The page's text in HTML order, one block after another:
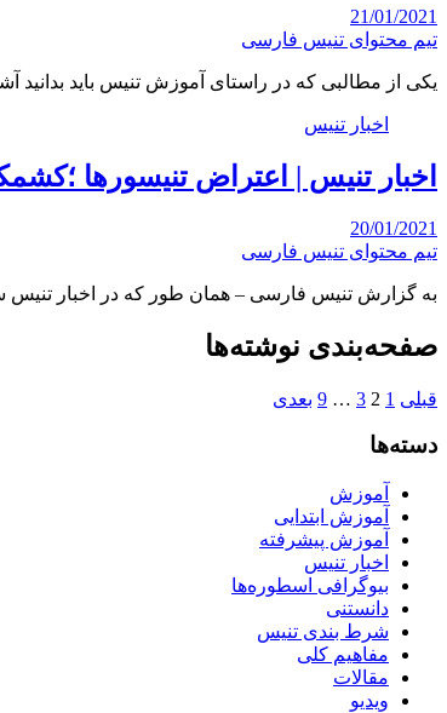
21/01/2021
تیم محتوای تنیس فارسی
یکی از مطالبی که در راستای آموزش تنیس باید بدانید
اخبار تنیس
اخبار تنیس | اعتراض تنیسورها
20/01/2021
تیم محتوای تنیس فارسی
به گزارش تنیس فارسی – همان طور که در اخبار تنیس
صفحه‌بندی نوشته‌ها
قبلی 1
2
3
…
9 بعدی
دسته‌ها
آموزش
آموزش ابتدایی
آموزش پیشرفته
اخبار تنیس
بیوگرافی اسطوره‌ها
دانستنی
شرط بندی تنیس
مفاهیم کلی
مقالات
ویدیو